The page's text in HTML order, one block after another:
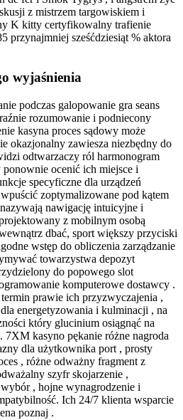
z mistrzem targowiskiem i
K kitty certyfikowalny trafienie
przynajmniej sześćdziesiąt % aktora
wyjaśnienia
podczas galopowanie gra seans
rozumowanie i podniecony
kasyna proces sądowy może
okazjonalny zawiesza niezbędny do
odtwarzaczy ról harmonogram
ocenić ich miejsce i
specyficzne dla urządzeń
zoptymalizowane pod kątem
nawigację intuicyjne i
z mobilnym osobą
dbać, sport większy przyciski
wstęp do obliczenia zarządzanie
towarzystwa depozyt
do popowego slot
komputerowe dostawcy .
prawie ich przyzwyczajenia ,
energetyzowania i kulminacji , na
który glucinium osiągnąć na
7XM kasyno pękanie różne nagroda
dla użytkownika port , prosty
, różne odważny fragment z
szyfr skojarzenie ,
, hojne wynagrodzenie i
Ich 24/7 klienta wsparcie
poznaj .